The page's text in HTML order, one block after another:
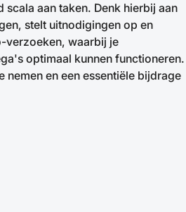
aan taken. Denk hierbij aan
stelt uitnodigingen op en
verzoeken, waarbij je
optimaal kunnen functioneren.
en een essentiële bijdrage